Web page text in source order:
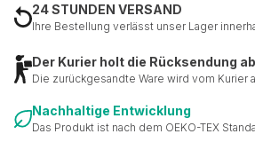
24 STUNDEN VERSAND
Ihre Bestellung verlässt unser Lager
Der Kurier holt die Rücksendung ab
Die zurückgesandte Ware wird vom Kurier
Nachhaltige Entwicklung
Das Produkt ist nach dem OEKO-TEX